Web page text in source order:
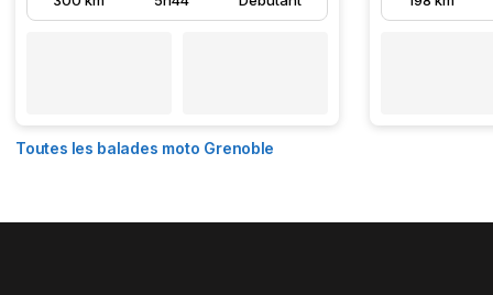
Toutes les balades moto Grenoble